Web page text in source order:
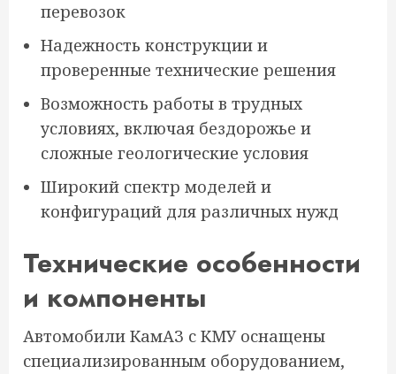
перевозок
Надежность конструкции и
проверенные технические решения
Возможность работы в трудных
условиях, включая бездорожье и
сложные геологические условия
Широкий спектр моделей и
конфигураций для различных нужд
Технические особенности
и компоненты
Автомобили КамАЗ с КМУ оснащены
специализированным оборудованием,